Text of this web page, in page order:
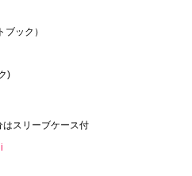
ック）
)
スリーブケース付